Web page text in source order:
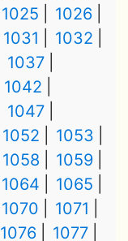
1025
1026
1031
1032
1037
1042
1047
1052
1053
1058
1059
1064
1065
1070
1071
1076 1077